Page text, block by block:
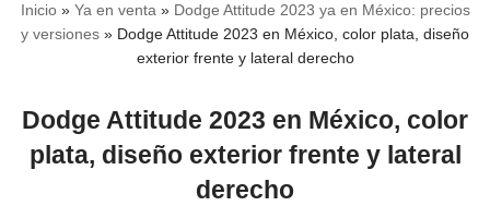
Inicio» Ya en venta » Dodge Attitude 2023 ya en México: precios
y versiones » Dodge Attitude 2023 en México, color plata, diseño
exterior frente y lateral derecho
Dodge Attitude 2023 en México, color
plata, diseño exterior frente y lateral
derecho